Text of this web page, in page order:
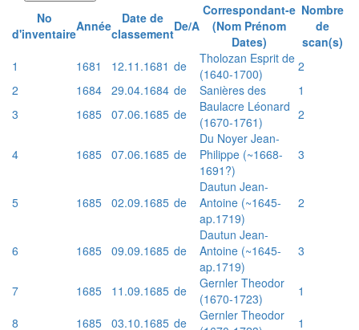
No
d'inventaireAnnée
Date de
classementDe/A
Correspondant-e
(Nom Prénom
Dates)
Nombre
de
scan(s)
1
1681 12.11.1681 de
Tholozan Esprit de
(1640-1700)
2
2
1684 29.04.1684 de Sanières des
1
3
1685 07.06.1685 de
Baulacre Léonard
(1670-1761)
2
4 1685 07.06.1685 de
Du Noyer Jean-
Philippe (~1668-
1691?)
3
5 1685 02.09.1685 de
Dautun Jean-
Antoine (~1645-
ap.1719)
2
6 1685 09.09.1685 de
Dautun Jean-
Antoine (~1645-
ap.1719)
3
7 1685 11.09.1685 de
Gernler Theodor
(1670-1723)
1
8
1685 03.10.1685 de
Gernler Theodor
1